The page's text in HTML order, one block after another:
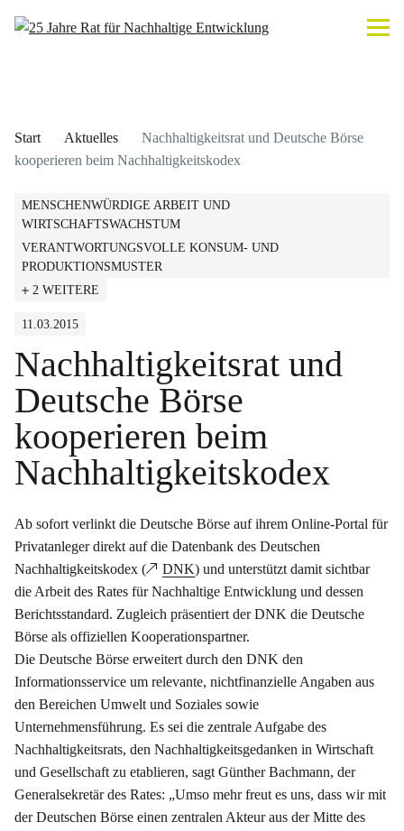
Start Aktuelles
Nachhaltigkeitsrat und Deutsche Börse
kooperieren beim Nachhaltigkeitskodex
MENSCHENWÜRDIGE ARBEIT UND
WIRTSCHAFTSWACHSTUM
VERANTWORTUNGSVOLLE KONSUM- UND
PRODUKTIONSMUSTER
2 WEITERE
11.03.2015
Nachhaltigkeitsrat und
Deutsche Börse
kooperieren beim
Nachhaltigkeitskodex
Ab sofort verlinkt die Deutsche Börse auf ihrem Online-Portal für
Privatanleger direkt auf die Datenbank des Deutschen
Nachhaltigkeitskodex (
DNK) und unterstützt damit sichtbar
die Arbeit des Rates für Nachhaltige Entwicklung und dessen
Berichtsstandard. Zugleich präsentiert der DNK die Deutsche
Börse als offiziellen Kooperationspartner.
Die Deutsche Börse erweitert durch den DNK den
Informationsservice um relevante, nichtfinanzielle Angaben aus
den Bereichen Umwelt und Soziales sowie
Unternehmensführung. Es sei die zentrale Aufgabe des
Nachhaltigkeitsrats, den Nachhaltigkeitsgedanken in Wirtschaft
und Gesellschaft zu etablieren, sagt Günther Bachmann, der
Generalsekretär des Rates: „Umso mehr freut es uns, dass wir mit
der Deutschen Börse einen zentralen Akteur aus der Mitte des